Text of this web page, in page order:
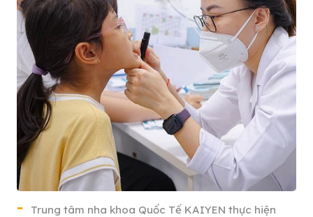
Trung tâm nha khoa Quốc Tế KAIYEN thực hiện